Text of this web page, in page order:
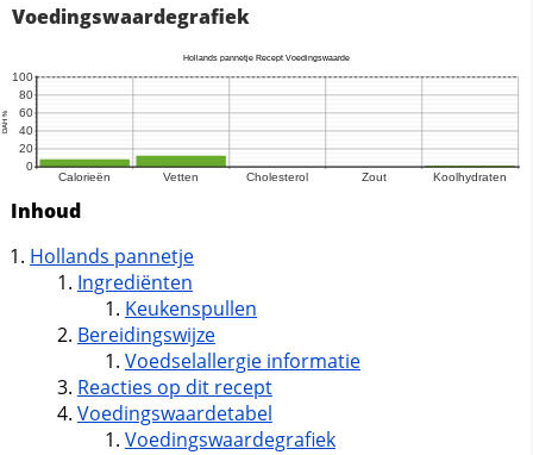
Voedingswaardegrafiek
Inhoud
Hollands pannetje
Ingrediënten
Keukenspullen
Bereidingswijze
Voedselallergie informatie
Reacties op dit recept
Voedingswaardetabel
Voedingswaardegrafiek